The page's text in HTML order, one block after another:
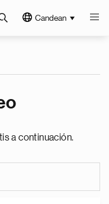
Candean
a continuación.